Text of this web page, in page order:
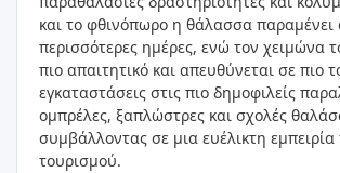
και το φθινόπωρο η θάλασσα παραμένει
περισσότερες ημέρες, ενώ τον χειμώνα
πιο απαιτητικό και απευθύνεται σε πιο
εγκαταστάσεις στις πιο δημοφιλείς
ομπρέλες, ξαπλώστρες και σχολές
συμβάλλοντας σε μια ευέλικτη
τουρισμού.